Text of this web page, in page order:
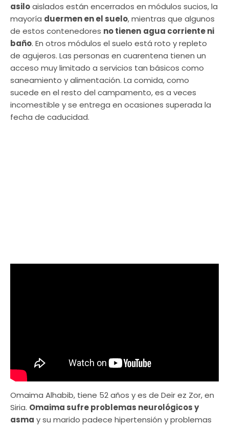
asiloaislados están encerrados en módulos sucios, la
mayoría duermen en el suelo, mientras que algunos
de estos contenedores no tienen agua corriente ni
baño. En otros módulos el suelo está roto y repleto
de agujeros. Las personas en cuarentena tienen un
acceso muy limitado a servicios tan básicos como
saneamiento y alimentación. La comida, como
sucede en el resto del campamento, es a veces
incomestible y se entrega en ocasiones superada la
fecha de caducidad.
Omaima Alhabib, tiene 52 años y es de Deir ez Zor, en
Siria. Omaima sufre problemas neurológicos y
asma y su marido padece hipertensión y problemas